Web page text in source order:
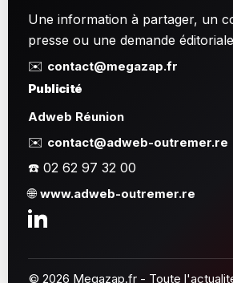
Une information à partager, un
presse ou une demande
✉️ contact@megazap.fr
Publicité
Adweb Réunion
✉️ contact@adweb-outremer.re
☎️ 02 62 97 32 00
🌐www.adweb-outremer.re
© 2026 Megazap.fr - Toute